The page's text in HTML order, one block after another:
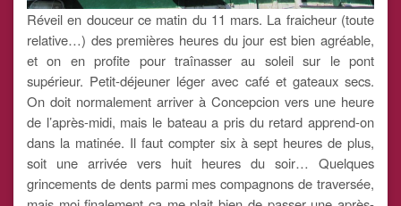
Réveil en douceur ce matin du 11 mars. La fraicheur (toute
relative…) des premières heures du jour est bien agréable,
et on en profite pour traînasser au soleil sur le pont
supérieur. Petit-déjeuner léger avec café et gateaux secs.
On doit normalement arriver à Concepcion vers une heure
de l’après-midi, mais le bateau a pris du retard apprend-on
dans la matinée. Il faut compter six à sept heures de plus,
soit une arrivée vers huit heures du soir… Quelques
grincements de dents parmi mes compagnons de traversée,